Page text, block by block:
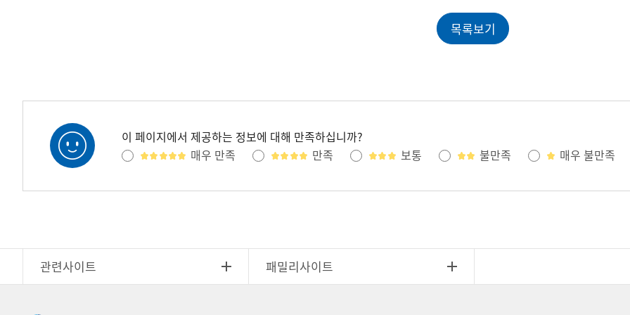
목록보기
이 페이지에서 제공하는 정보에 대해 만족하십니까?
매우 만족
만족 보통 불만족 매우 불만족
관련사이트 패밀리사이트